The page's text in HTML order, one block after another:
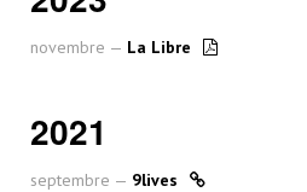
novembre — La Libre
2021
septembre — 9lives